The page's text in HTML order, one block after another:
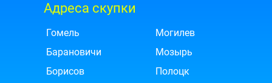
Адреса скупки
Гомель
Могилев
Барановичи
Мозырь
Борисов
Полоцк